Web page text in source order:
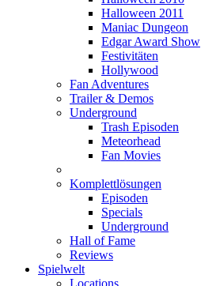
Halloween 2011
Maniac Dungeon
Edgar Award Show
Festivitäten
Hollywood
Fan Adventures
Trailer & Demos
Underground
Trash Episoden
Meteorhead
Fan Movies
Komplettlösungen
Episoden
Specials
Underground
Hall of Fame
Reviews
Spielwelt
Locations